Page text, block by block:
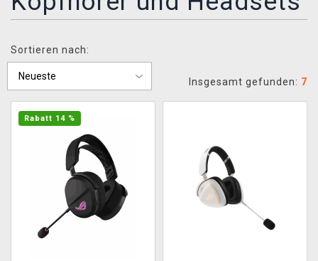
XZONE CLUB
Sortieren nach:
Insgesamt gefunden: 7
Rabatt 14 %